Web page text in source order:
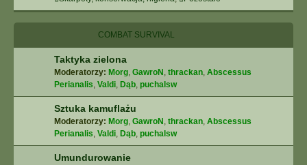
COMBAT SURVIVAL
Taktyka zielona
Moderatorzy: Morg, GawroN , thrackan, Abscessus
Perianalis, Valdi, Dąb, puchalsw
Sztuka kamuflażu
Moderatorzy: Morg, GawroN , thrackan, Abscessus
Perianalis, Valdi, Dąb, puchalsw
Umundurowanie